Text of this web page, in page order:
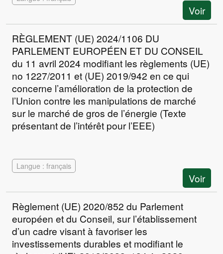
Voir
RÈGLEMENT (UE) 2024/1106 DU
PARLEMENT EUROPÉEN ET DU CONSEIL
du 11 avril 2024 modifiant les règlements (UE)
no 1227/2011 et (UE) 2019/942 en ce qui
concerne l’amélioration de la protection de
l’Union contre les manipulations de marché
sur le marché de gros de l’énergie (Texte
présentant de l’intérêt pour l’EEE)
Langue : français
Voir
Règlement (UE) 2020/852 du Parlement
européen et du Conseil, sur l’établissement
d’un cadre visant à favoriser les
investissements durables et modifiant le